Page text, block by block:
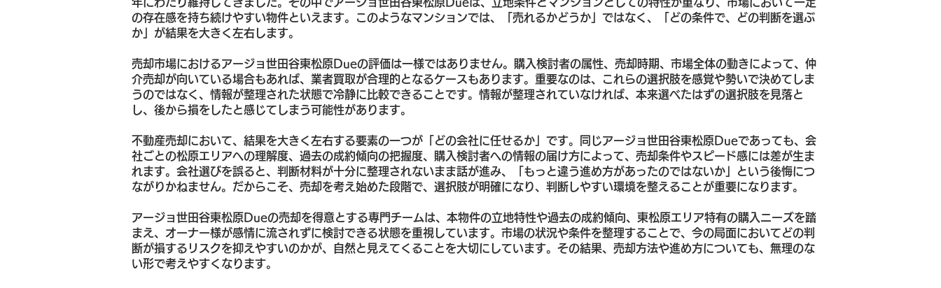
の存在感を持ち続けやすい物件といえます。このようなマンションでは、「売れるかどうか」ではなく、「どの条件で、どの判断を選ぶ
か」が結果を大きく左右します。
売却市場におけるアージョ世田谷東松原Dueの評価は一様ではありません。購入検討者の属性、売却時期、市場全体の動きによって、仲
介売却が向いている場合もあれば、業者買取が合理的となるケースもあります。重要なのは、これらの選択肢を感覚や勢いで決めてしま
うのではなく、情報が整理された状態で冷静に比較できることです。情報が整理されていなければ、本来選べたはずの選択肢を見落と
し、後から損をしたと感じてしまう可能性があります。
不動産売却において、結果を大きく左右する要素の一つが「どの会社に任せるか」です。同じアージョ世田谷東松原Dueであっても、会
社ごとの松原エリアへの理解度、過去の成約傾向の把握度、購入検討者への情報の届け方によって、売却条件やスピード感には差が生ま
れます。会社選びを誤ると、判断材料が十分に整理されないまま話が進み、「もっと違う進め方があったのではないか」という後悔につ
ながりかねません。だからこそ、売却を考え始めた段階で、選択肢が明確になり、判断しやすい環境を整えることが重要になります。
アージョ世田谷東松原Dueの売却を得意とする専門チームは、本物件の立地特性や過去の成約傾向、東松原エリア特有の購入ニーズを踏
まえ、オーナー様が感情に流されずに検討できる状態を重視しています。市場の状況や条件を整理することで、今の局面においてどの判
断が損するリスクを抑えやすいのかが、自然と見えてくることを大切にしています。その結果、売却方法や進め方についても、無理のな
い形で考えやすくなります。